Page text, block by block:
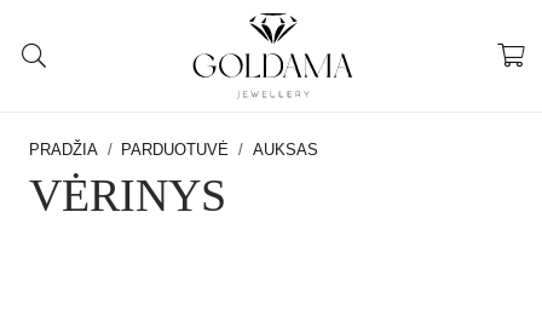
PRADŽIA / PARDUOTUVĖ / AUKSAS
VĖRINYS